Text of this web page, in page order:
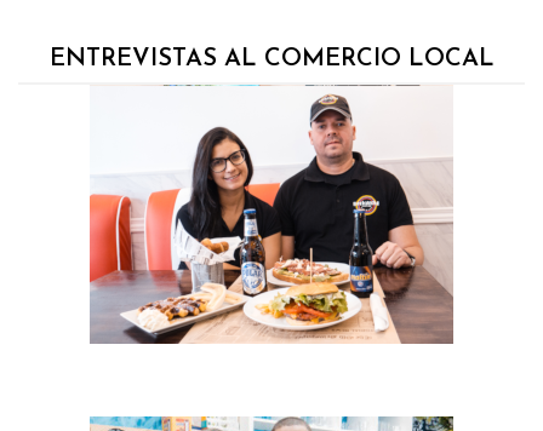
ENTREVISTAS AL COMERCIO LOCAL